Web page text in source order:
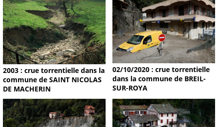
2003 : crue torrentielle dans la
commune de SAINT NICOLAS
DE MACHERIN
02/10/2020 : crue torrentielle
dans la commune de BREIL-
SUR-ROYA